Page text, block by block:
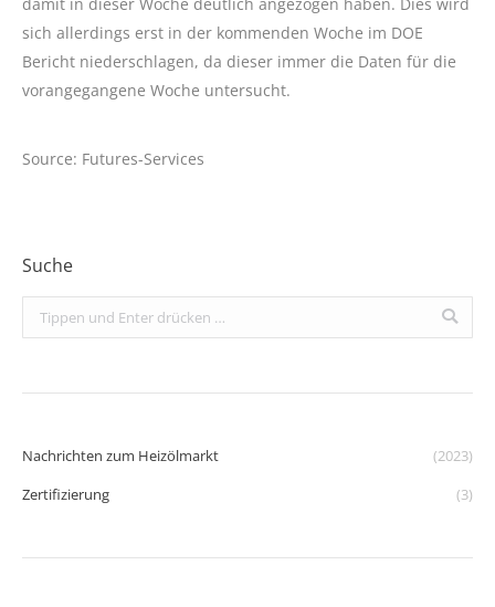
sich allerdings erst in der kommenden Woche im DOE
Bericht niederschlagen, da dieser immer die Daten für die
vorangegangene Woche untersucht.
Source: Futures-Services
Suche
Search:
Nachrichten zum Heizölmarkt
(2023)
Zertifizierung
(3)